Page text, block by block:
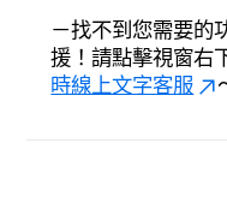
－找不到您需要的
援！請點擊視窗右
時線上文字客服